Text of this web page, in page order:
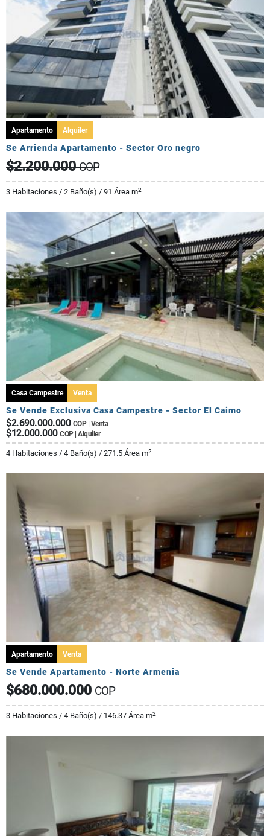
Apartamento Alquiler
Se Arrienda Apartamento - Sector Oro negro
$2.200.000COP
3 Habitaciones / 2 Baño(s) / 91 Área m2
Casa Campestre Venta
Se Vende Exclusiva Casa Campestre - Sector El Caimo
$2.690.000.000 COP | Venta
$12.000.000 COP | Alquiler
4 Habitaciones / 4 Baño(s) / 271.5 Área m2
Apartamento Venta
Se Vende Apartamento - Norte Armenia
$680.000.000 COP
3 Habitaciones / 4 Baño(s) / 146.37 Área m2